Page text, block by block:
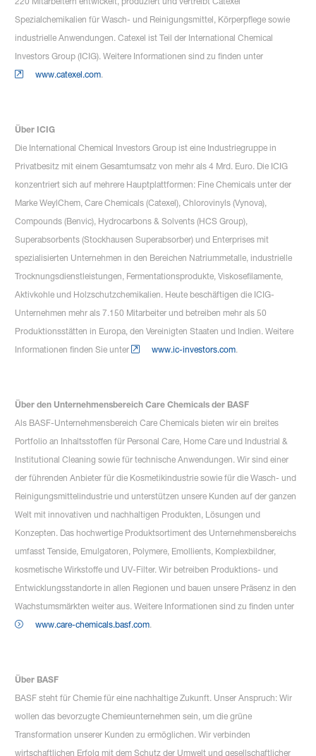
Spezialchemikalien für Wasch- und Reinigungsmittel, Körperpflege sowie
industrielle Anwendungen. Catexel ist Teil der International Chemical
Investors Group (ICIG). Weitere Informationen sind zu finden unter
www.catexel.com.
Über ICIG
Die International Chemical Investors Group ist eine Industriegruppe in
Privatbesitz mit einem Gesamtumsatz von mehr als 4 Mrd. Euro. Die ICIG
konzentriert sich auf mehrere Hauptplattformen: Fine Chemicals unter der
Marke WeylChem, Care Chemicals (Catexel), Chlorovinyls (Vynova),
Compounds (Benvic), Hydrocarbons & Solvents (HCS Group),
Superabsorbents (Stockhausen Superabsorber) und Enterprises mit
spezialisierten Unternehmen in den Bereichen Natriummetalle, industrielle
Trocknungsdienstleistungen, Fermentationsprodukte, Viskosefilamente,
Aktivkohle und Holzschutzchemikalien. Heute beschäftigen die ICIG-
Unternehmen mehr als 7.150 Mitarbeiter und betreiben mehr als 50
Produktionsstätten in Europa, den Vereinigten Staaten und Indien. Weitere
Informationen finden Sie unter
www.ic-investors.com.
Über den Unternehmensbereich Care Chemicals der BASF
Als BASF-Unternehmensbereich Care Chemicals bieten wir ein breites
Portfolio an Inhaltsstoffen für Personal Care, Home Care und Industrial &
Institutional Cleaning sowie für technische Anwendungen. Wir sind einer
der führenden Anbieter für die Kosmetikindustrie sowie für die Wasch- und
Reinigungsmittelindustrie und unterstützen unsere Kunden auf der ganzen
Welt mit innovativen und nachhaltigen Produkten, Lösungen und
Konzepten. Das hochwertige Produktsortiment des Unternehmensbereichs
umfasst Tenside, Emulgatoren, Polymere, Emollients, Komplexbildner,
kosmetische Wirkstoffe und UV-Filter. Wir betreiben Produktions- und
Entwicklungsstandorte in allen Regionen und bauen unsere Präsenz in den
Wachstumsmärkten weiter aus. Weitere Informationen sind zu finden unter
www.care-chemicals.basf.com.
Über BASF
BASF steht für Chemie für eine nachhaltige Zukunft. Unser Anspruch: Wir
wollen das bevorzugte Chemieunternehmen sein, um die grüne
Transformation unserer Kunden zu ermöglichen. Wir verbinden
wirtschaftlichen Erfolg mit dem Schutz der Umwelt und gesellschaftlicher